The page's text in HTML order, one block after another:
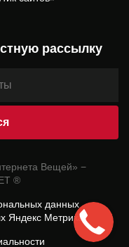
рассылку
Вещей» −
®
данных
Яндекс Метрика